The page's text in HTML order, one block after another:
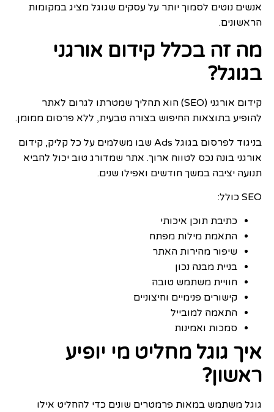
אנשים נוטים לסמוך יותר על עסקים שגוגל מציג במקומות
הראשונים.
מה זה בכלל קידום אורגני
בגוגל?
קידום אורגני (SEO) הוא תהליך שמטרתו לגרום לאתר
להופיע בתוצאות החיפוש בצורה טבעית, ללא פרסום ממומן.
בניגוד לפרסום בגוגל Ads שבו משלמים על כל קליק, קידום
אורגני בונה נכס לטווח ארוך. אתר שמדורג טוב יכול להביא
תנועה יציבה במשך חודשים ואפילו שנים.
SEO כולל:
כתיבת תוכן איכותי
התאמת מילות מפתח
שיפור מהירות האתר
בניית מבנה נכון
חוויית משתמש טובה
קישורים פנימיים וחיצוניים
התאמה למובייל
סמכות ואמינות
איך גוגל מחליט מי יופיע
ראשון?
גוגל משתמש במאות פרמטרים שונים כדי להחליט אילו